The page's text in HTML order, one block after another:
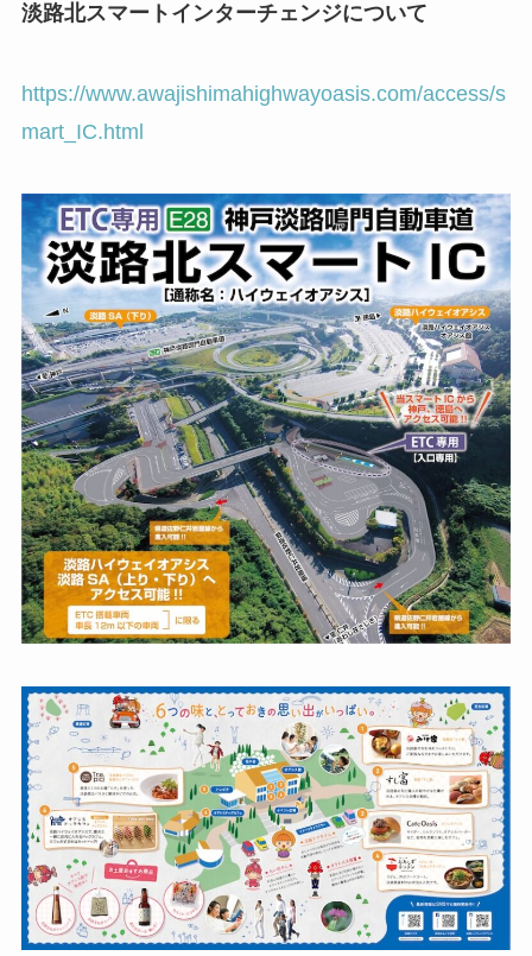
淡路北スマートインターチェンジについて
https://www.awajishimahighwayoasis.com/access/s
mart_IC.html